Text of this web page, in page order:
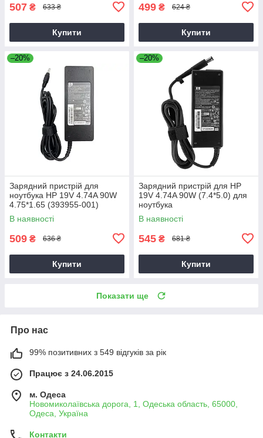
507 ₴ 633 ₴
Купити
499 ₴ 624 ₴
Купити
–20%
Зарядний пристрій для
ноутбука HP 19V 4.74A 90W
4.75*1.65 (393955-001)
В наявності
509 ₴ 636 ₴
Купити
–20%
Зарядний пристрій для HP
19V 4.74A 90W (7.4*5.0) для
ноутбука
В наявності
545 ₴ 681 ₴
Купити
Показати ще
Про нас
99% позитивних з 549 відгуків за рік
Працює з 24.06.2015
м. Одеса
Новомиколаївська дорога, 1, Одеська область, 65000,
Одеса, Україна
Контакти